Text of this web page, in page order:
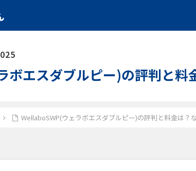
エスダブルピー)の評判と料
WellaboSWP(ウェラボエスダブルピー)の評判と料金は？